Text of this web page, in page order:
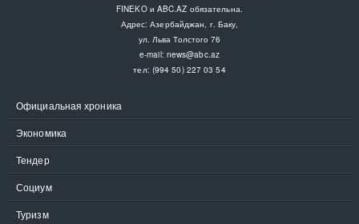
FINEKO и ABC.AZ обязательна.
Адрес: Азербайджан, г. Баку,
ул. Льва Толстого 76
e-mail: news@abc.az
тел: (994 50) 227 03 54
Официальная хроника
Экономика
Тендер
Социум
Туризм